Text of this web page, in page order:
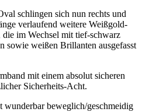
schlingen sich nun rechts und
verlaufend weitere Weißgold-
im Wechsel mit tief-schwarz
sowie weißen Brillanten ausgefasst
mit einem absolut sicheren
Sicherheits-Acht.
wunderbar beweglich/geschmeidig